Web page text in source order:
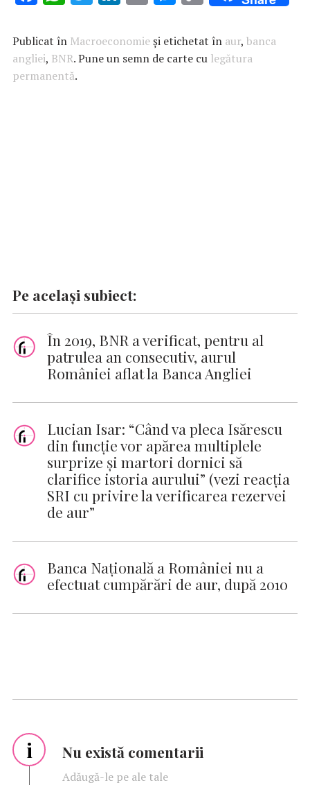
e
b
o
at
s
A
it
te
k
e
ai
l
se
n
o
p
y
Publicat în Macroeconomieși etichetat în aur, banca
angliei, BNR. Pune un semn de carte cu legătura
permanentă.
Pe același subiect:
În 2019, BNR a verificat, pentru al
patrulea an consecutiv, aurul
României aflat la Banca Angliei
Lucian Isar: “Când va pleca Isărescu
din funcție vor apărea multiplele
surprize și martori dornici să
clarifice istoria aurului” (vezi reacţia
SRI cu privire la verificarea rezervei
de aur”
Banca Naţională a României nu a
efectuat cumpărări de aur, după 2010
i Nu există comentarii
Adăugă-le pe ale tale